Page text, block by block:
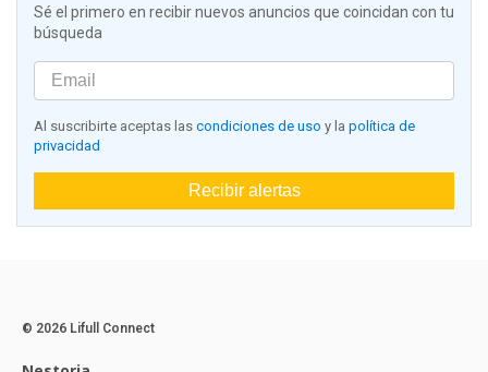
Sé el primero en recibir nuevos anuncios que coincidan con tu
búsqueda
Al suscribirte aceptas las condiciones de uso y la política de
privacidad
Recibir alertas
© 2026 Lifull Connect